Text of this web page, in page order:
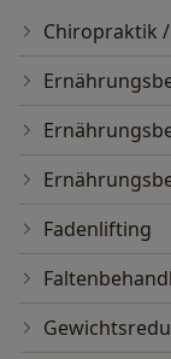
Chiropraktik
Fadenlifting